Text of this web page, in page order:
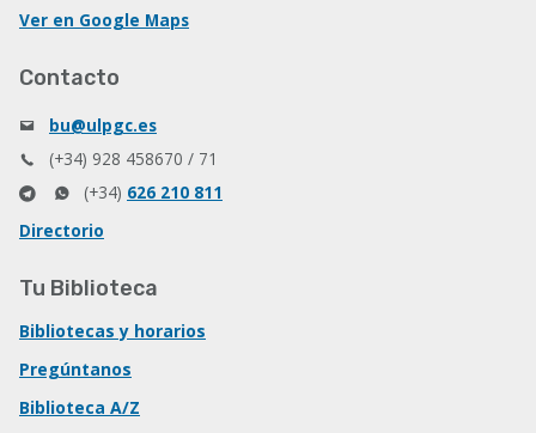
Ver en Google Maps
Contacto
bu@ulpgc.es
(+34) 928 458670 / 71
(+34) 626 210 811
Directorio
Tu Biblioteca
Bibliotecas y horarios
Pregúntanos
Biblioteca A/Z